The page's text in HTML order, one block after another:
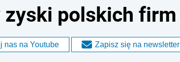
zyski polskich firm
nas na Youtube Zapisz się na newsletter